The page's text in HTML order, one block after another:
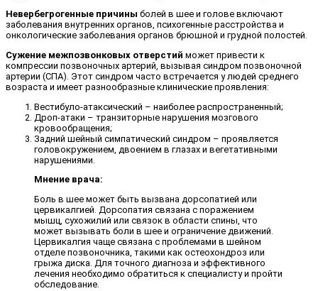
Невербегрогенные причины болей в шее и голове включают
заболевания внутренних органов, психогенные расстройства и
онкологические заболевания органов брюшной и грудной полостей.
Сужение межпозвонковых отверстий может привести к
компрессии позвоночных артерий, вызывая синдром позвоночной
артерии (СПА). Этот синдром часто встречается у людей среднего
возраста и имеет разнообразные клинические проявления:
Вестибуло-атаксический – наиболее распространенный;
Дроп-атаки – транзиторные нарушения мозгового
кровообращения;
Задний шейный симпатический синдром – проявляется
головокружением, двоением в глазах и вегетативными
нарушениями.
Мнение врача:
Боль в шее может быть вызвана дорсопатией или
цервикалгией. Дорсопатия связана с поражением
мышц, сухожилий или связок в области спины, что
может вызывать боли в шее и ограничение движений.
Цервикалгия чаще связана с проблемами в шейном
отделе позвоночника, такими как остеохондроз или
грыжа диска. Для точного диагноза и эффективного
лечения необходимо обратиться к специалисту и пройти
обследование.